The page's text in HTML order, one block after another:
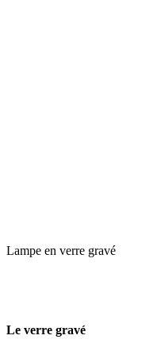
Lampe en verre gravé
Le verre gravé